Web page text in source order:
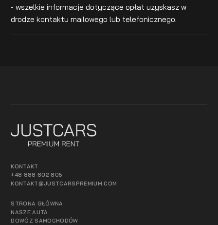
- wszelkie informacje dotyczące opłat uzyskasz w
drodze kontaktu mailowego lub telefonicznego.
KONTAKT
+48 888 602 805
KONTAKT@JUSTCARSPREMIUM.COM
STRONA GŁÓWNA
NASZE AUTA
DOWÓZ SAMOCHODÓW